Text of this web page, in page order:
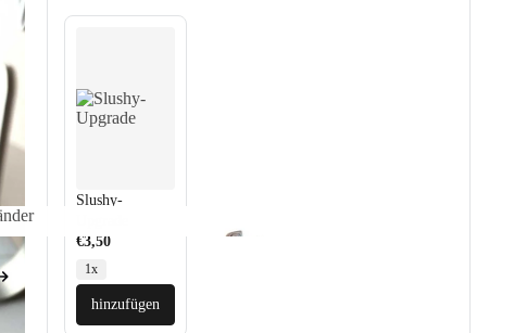
Slushy-
€3,50
1x
hinzufügen